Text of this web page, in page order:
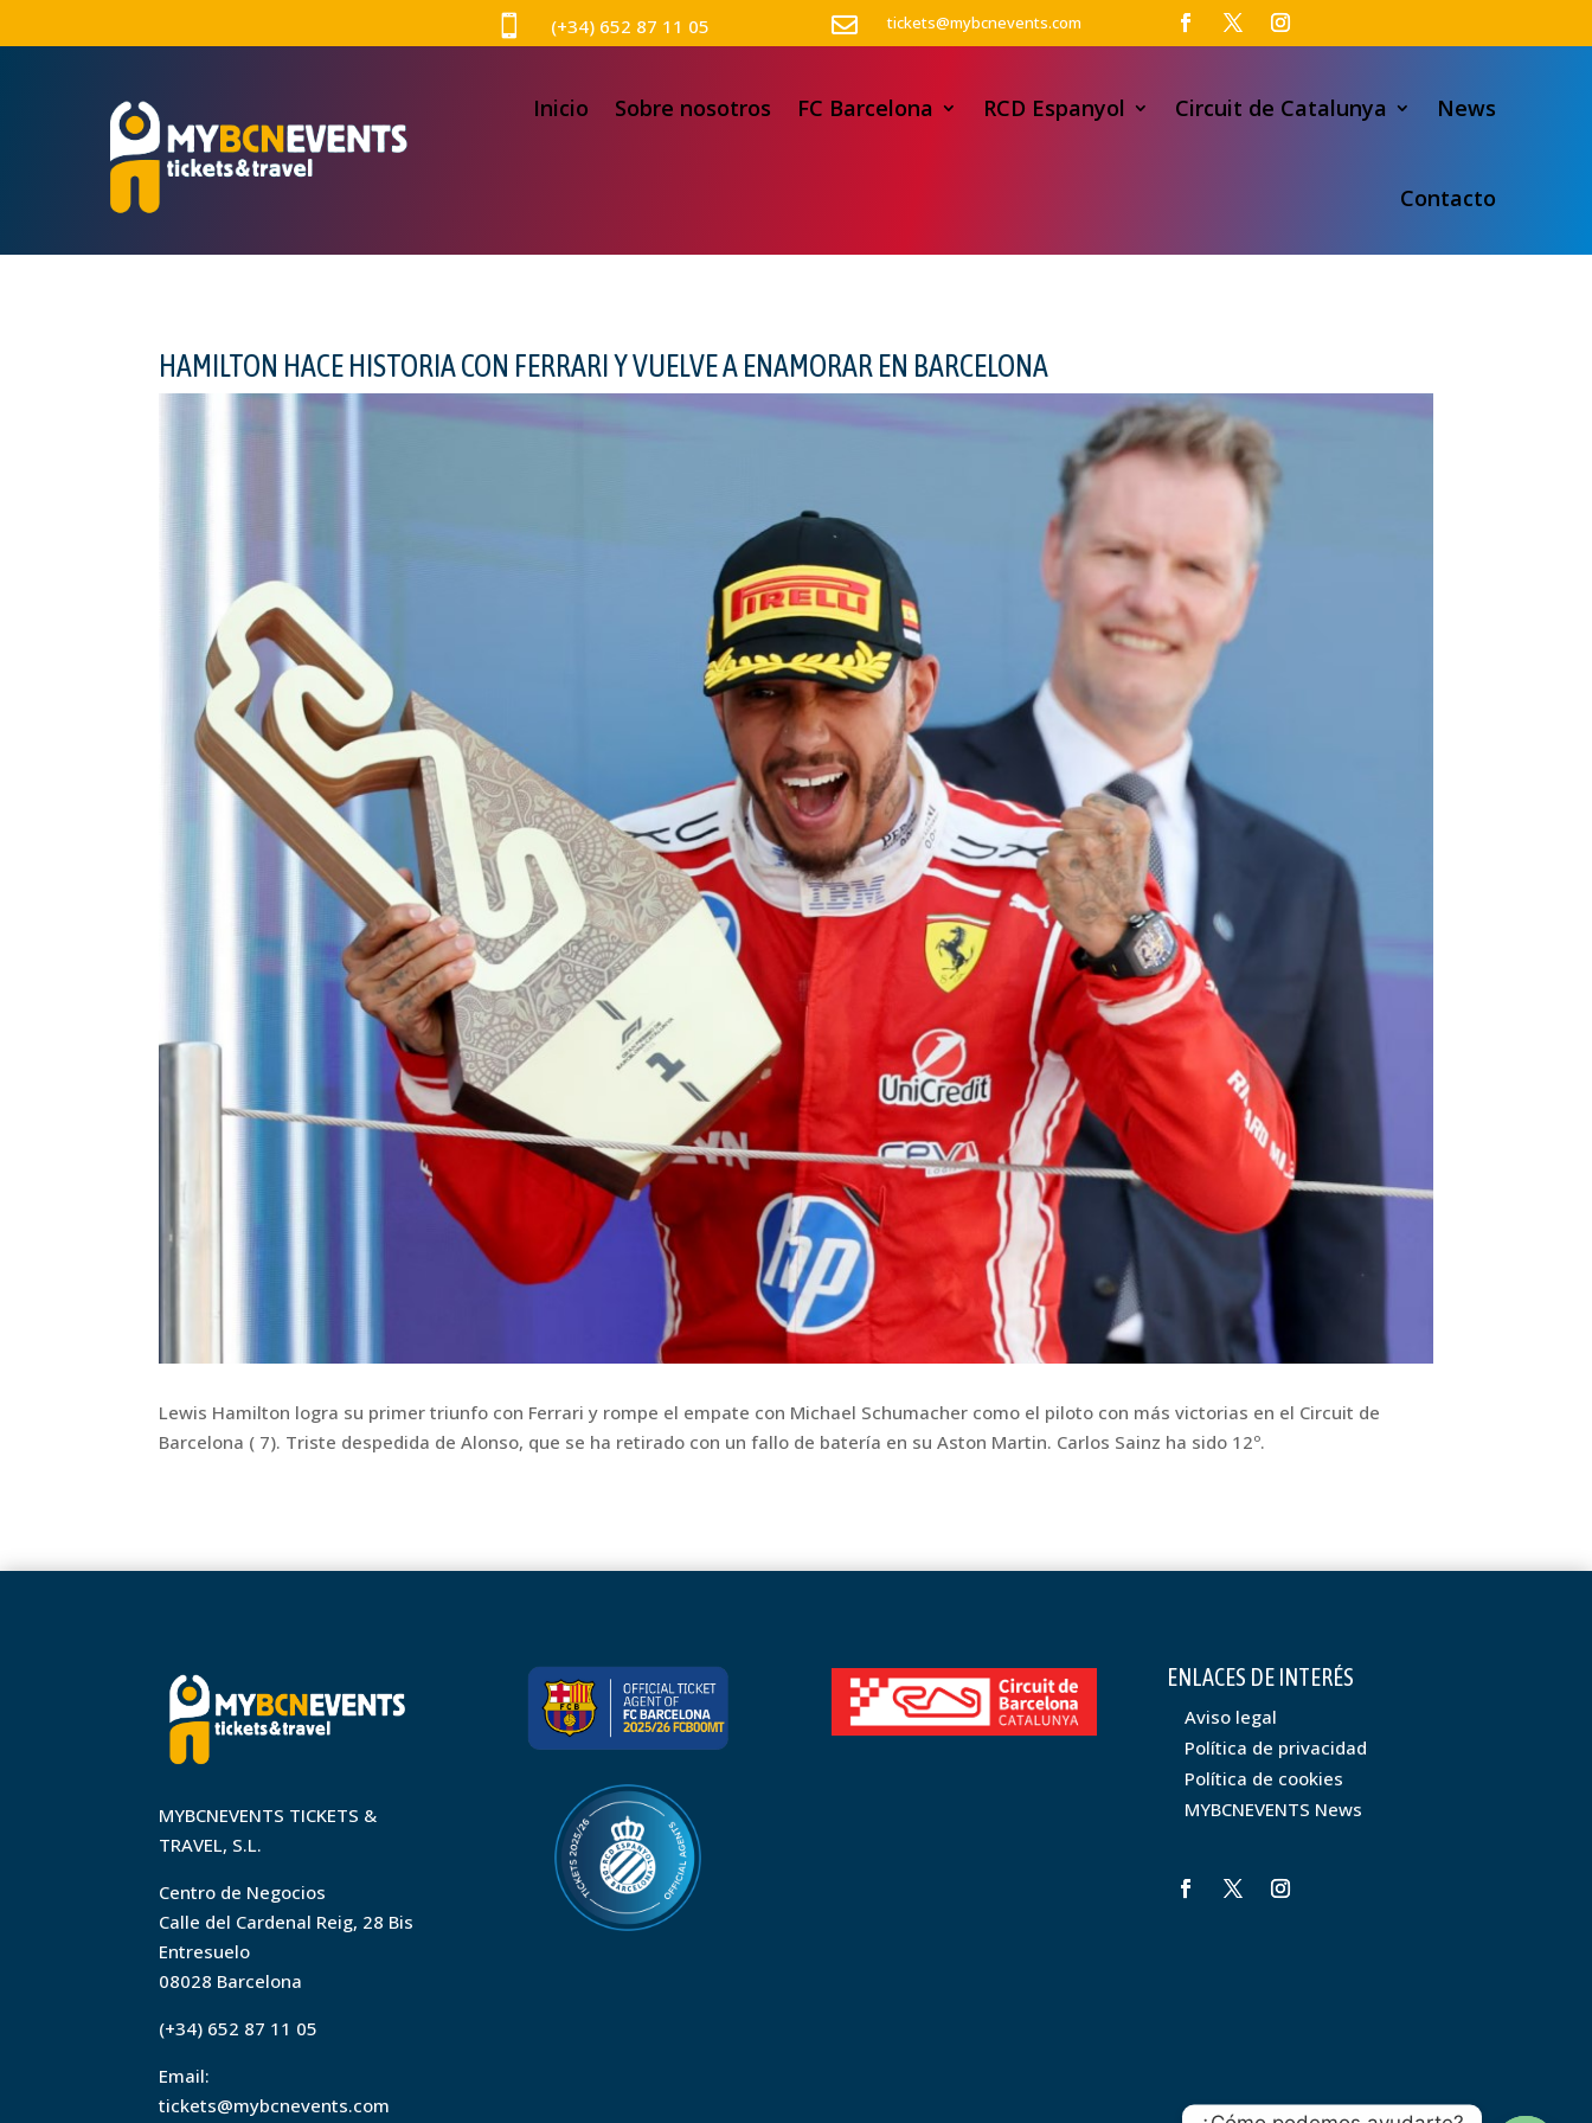
 (+34) 652 87 11 05  tickets@mybcnevents.com
Inicio Sobre nosotros FC Barcelona RCD Espanyol Circuit de Catalunya News
Contacto
HAMILTON HACE HISTORIA CON FERRARI Y VUELVE A ENAMORAR EN BARCELONA
Lewis Hamilton logra su primer triunfo con Ferrari y rompe el empate con Michael Schumacher como el piloto con más victorias en el Circuit de
Barcelona ( 7). Triste despedida de Alonso, que se ha retirado con un fallo de batería en su Aston Martin. Carlos Sainz ha sido 12º.
MYBCNEVENTS TICKETS &
TRAVEL, S.L.
Centro de Negocios
Calle del Cardenal Reig, 28 Bis
Entresuelo
08028 Barcelona
(+34) 652 87 11 05
Email:
tickets@mybcnevents.com
ENLACES DE INTERÉS
Aviso legal
Política de privacidad
Política de cookies
MYBCNEVENTS News